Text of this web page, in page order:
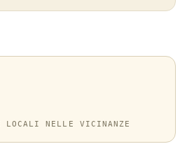
LOCALI NELLE VICINANZE